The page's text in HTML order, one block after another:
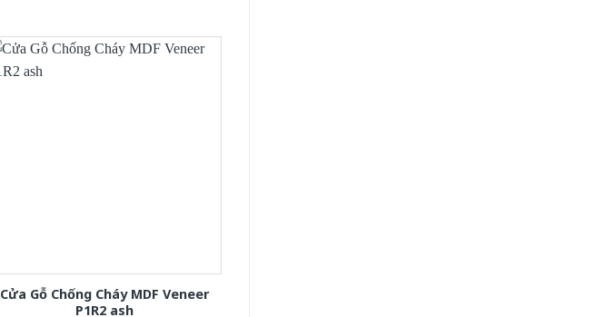
Cửa Gỗ Chống Cháy MDF Veneer
P1R2 ash